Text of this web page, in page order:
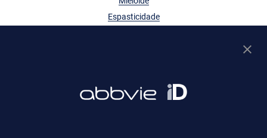
Espasticidade
Informações adicionais